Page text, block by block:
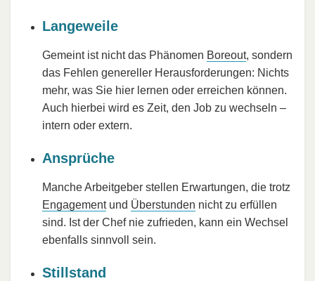
Langeweile
Gemeint ist nicht das Phänomen Boreout, sondern
das Fehlen genereller Herausforderungen: Nichts
mehr, was Sie hier lernen oder erreichen können.
Auch hierbei wird es Zeit, den Job zu wechseln –
intern oder extern.
Ansprüche
Manche Arbeitgeber stellen Erwartungen, die trotz
Engagementund Überstunden nicht zu erfüllen
sind. Ist der Chef nie zufrieden, kann ein Wechsel
ebenfalls sinnvoll sein.
Stillstand